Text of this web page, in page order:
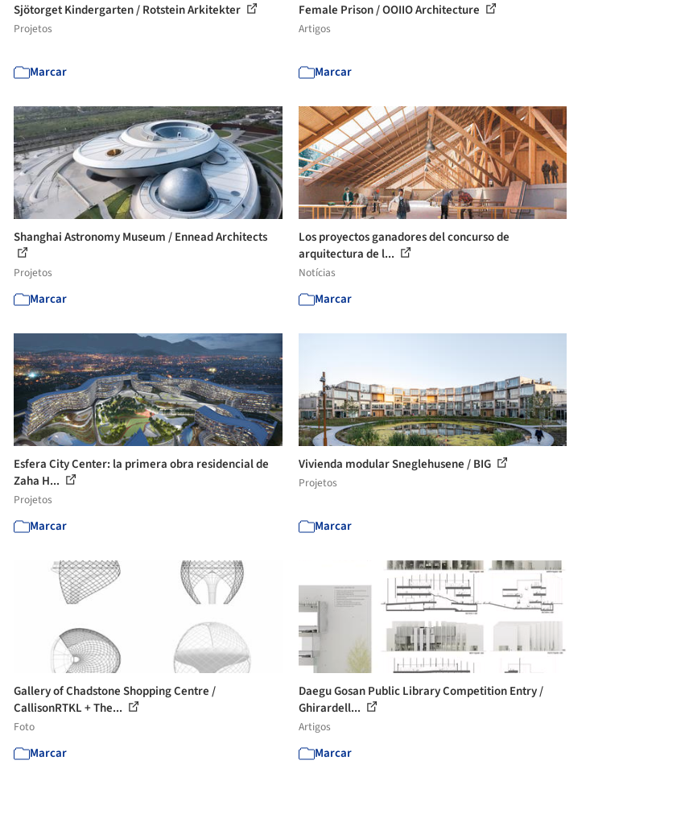
Sjötorget Kindergarten / Rotstein Arkitekter
Projetos
Marcar
Female Prison / OOIIO Architecture
Artigos
Marcar
Shanghai Astronomy Museum / Ennead Architects
Projetos
Marcar
Los proyectos ganadores del concurso de
arquitectura de l...
Notícias
Marcar
Esfera City Center: la primera obra residencial de
Zaha H...
Projetos
Marcar
Vivienda modular Sneglehusene / BIG
Projetos
Marcar
Gallery of Chadstone Shopping Centre /
CallisonRTKL + The...
Foto
Marcar
Daegu Gosan Public Library Competition Entry /
Ghirardell...
Artigos
Marcar